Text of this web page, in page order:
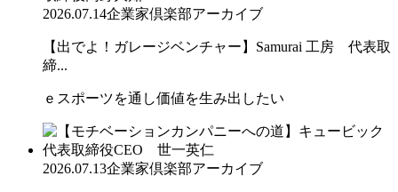
2026.07.14企業家倶楽部アーカイブ
【出でよ！ガレージベンチャー】Samurai 工房 代表取
締...
ｅスポーツを通し価値を生み出したい
2026.07.13企業家倶楽部アーカイブ